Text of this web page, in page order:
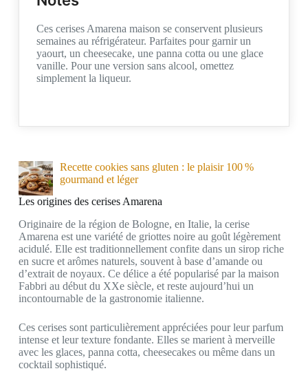
Ces cerises Amarena maison se conservent plusieurs
semaines au réfrigérateur. Parfaites pour garnir un
yaourt, un cheesecake, une panna cotta ou une glace
vanille. Pour une version sans alcool, omettez
simplement la liqueur.
Recette cookies sans gluten : le plaisir 100 %
gourmand et léger
Les origines des cerises Amarena
Originaire de la région de Bologne, en Italie, la cerise
Amarena est une variété de griottes noire au goût légèrement
acidulé. Elle est traditionnellement confite dans un sirop riche
en sucre et arômes naturels, souvent à base d’amande ou
d’extrait de noyaux. Ce délice a été popularisé par la maison
Fabbri au début du XXe siècle, et reste aujourd’hui un
incontournable de la gastronomie italienne.
Ces cerises sont particulièrement appréciées pour leur parfum
intense et leur texture fondante. Elles se marient à merveille
avec les glaces, panna cotta, cheesecakes ou même dans un
cocktail sophistiqué.